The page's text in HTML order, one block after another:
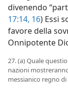
divenendo
17:14, 16) Essi
favore della
Onnipotente
27. (a) Quale
nazioni
messianico regno di